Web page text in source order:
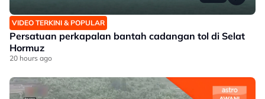
VIDEO TERKINI & POPULAR
Persatuan perkapalan bantah cadangan tol di Selat
Hormuz
20 hours ago